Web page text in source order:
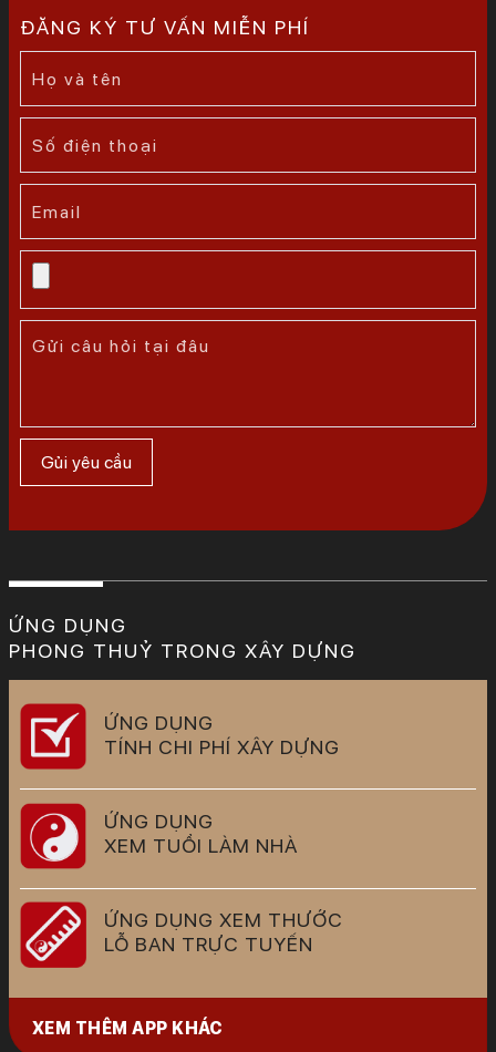
ĐĂNG KÝ TƯ VẤN MIỄN PHÍ
ỨNG DỤNG
PHONG THUỶ TRONG XÂY DỰNG
ỨNG DỤNG
TÍNH CHI PHÍ XÂY DỰNG
ỨNG DỤNG
XEM TUỔI LÀM NHÀ
ỨNG DỤNG XEM THƯỚC
LỖ BAN TRỰC TUYẾN
XEM THÊM APP KHÁC